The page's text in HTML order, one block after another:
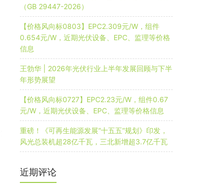
（GB 29447-2026）
【价格风向标0803】EPC2.309元/W，组件
0.654元/W，近期光伏设备、EPC、监理等价格
信息
王勃华 | 2026年光伏行业上半年发展回顾与下半
年形势展望
【价格风向标0727】EPC2.23元/W，组件0.67
元/W，近期光伏设备、EPC、监理等价格信息
重磅！《可再生能源发展“十五五”规划》印发，
风光总装机超28亿千瓦，三北新增超3.7亿千瓦
近期评论